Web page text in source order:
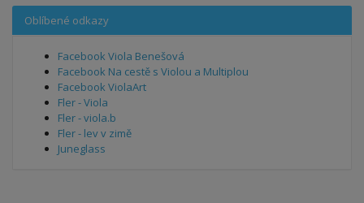
Oblíbené odkazy
Facebook Viola Benešová
Facebook Na cestě s Violou a Multiplou
Facebook ViolaArt
Fler - Viola
Fler - viola.b
Fler - lev v zimě
Juneglass